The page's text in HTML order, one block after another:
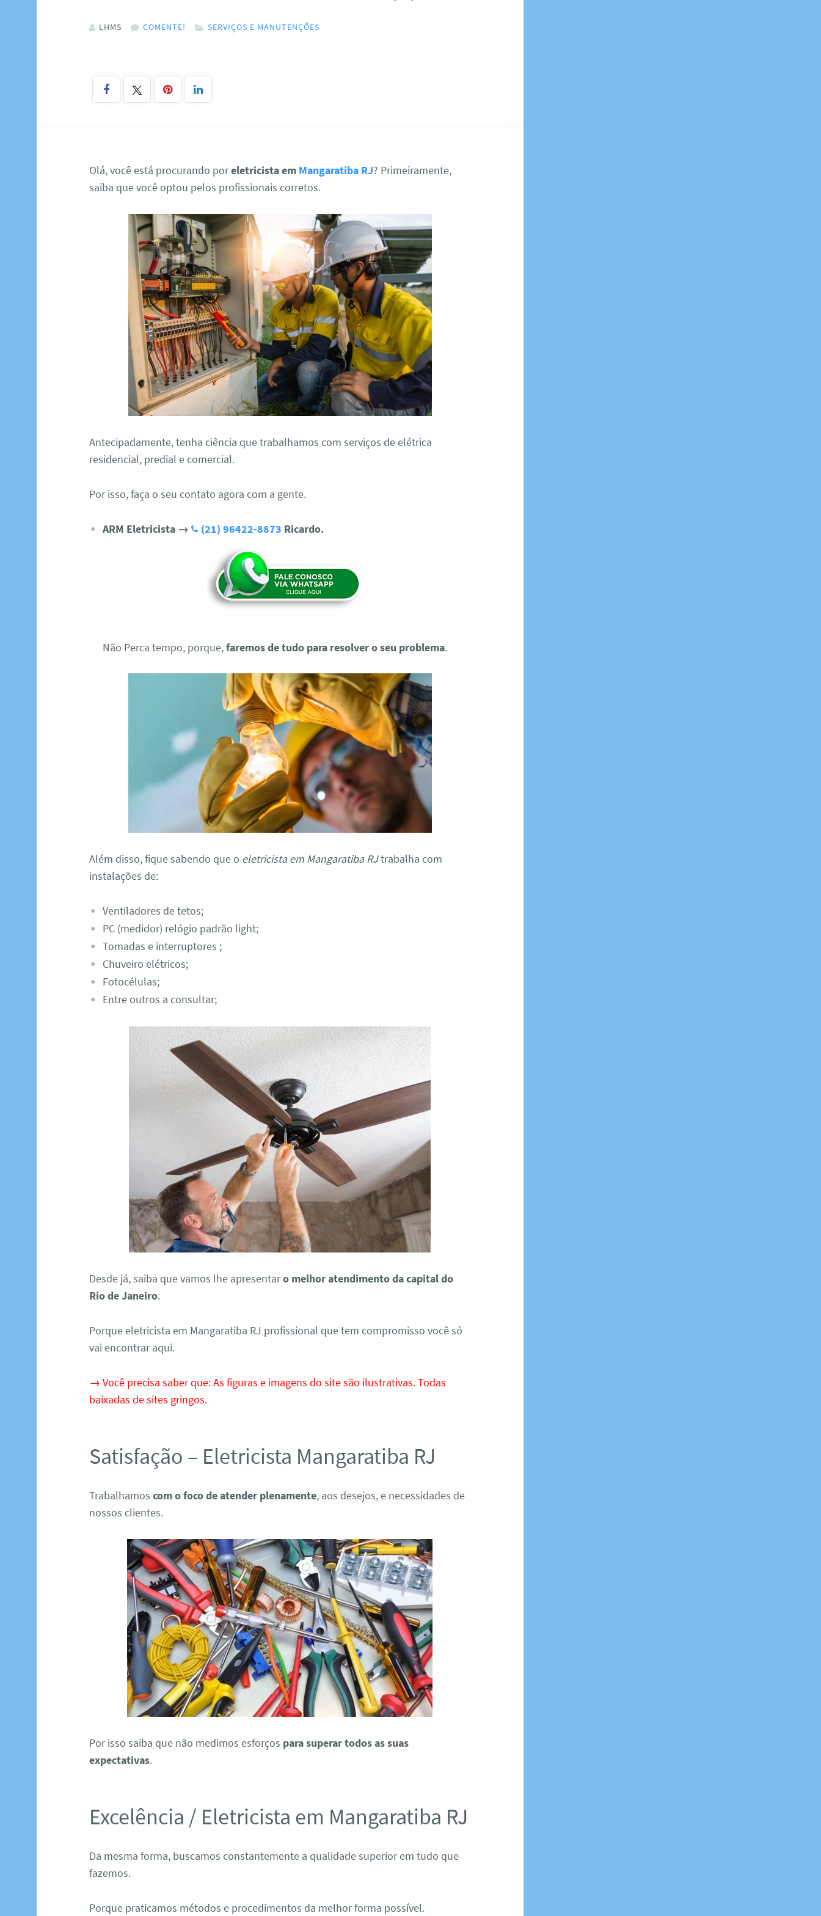
LHMS COMENTE! SERVIÇOS E MANUTENÇÕES
Olá, você está procurando poreletricista em Mangaratiba RJ? Primeiramente,
saiba que você optou pelos profissionais corretos.
Antecipadamente, tenha ciência que trabalhamos com serviços de elétrica
residencial, predial e comercial.
Por isso, faça o seu contato agora com a gente.
ARM Eletricista → (21) 96422-8873 Ricardo.
Não Perca tempo, porque,faremos de tudo para resolver o seu problema.
Além disso, fique sabendo que o eletricista em Mangaratiba RJtrabalha com
instalações de:
Ventiladores de tetos;
PC (medidor) relógio padrão light;
Tomadas e interruptores ;
Chuveiro elétricos;
Fotocélulas;
Entre outros a consultar;
Desde já, saiba que vamos lhe apresentaro melhor atendimento da capital do
Rio de Janeiro.
Porque eletricista em Mangaratiba RJ profissional que tem compromisso você só
vai encontrar aqui.
→ Você precisa saber que: As figuras e imagens do site são ilustrativas. Todas
baixadas de sites gringos.
Satisfação – Eletricista Mangaratiba RJ
Trabalhamoscom o foco de atender plenamente, aos desejos, e necessidades de
nossos clientes.
Por isso saiba que não medimos esforços para superar todos as suas
expectativas.
Excelência / Eletricista em Mangaratiba RJ
Da mesma forma, buscamos constantemente a qualidade superior em tudo que
fazemos.
Porque praticamos métodos e procedimentos da melhor forma possível.